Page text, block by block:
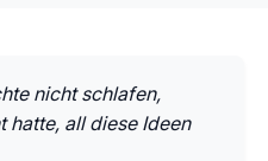
nicht schlafen,
hatte, all diese Ideen